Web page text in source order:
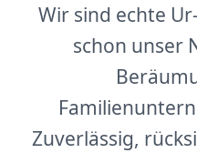
Wir sind echte
schon unser
Zuverlässig,